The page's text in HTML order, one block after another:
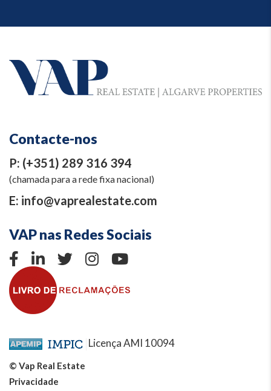
Contacte-nos
P: (+351) 289 316 394
(chamada para a rede fixa nacional)
E: info@vaprealestate.com
VAP nas Redes Sociais
Licença AMI 10094
© Vap Real Estate
Privacidade